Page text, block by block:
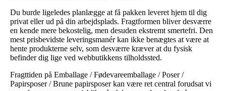
Du burde ligeledes planlægge at få pakken leveret hjem til dig
privat eller ud på din arbejdsplads. Fragtformen bliver desværre
en kende mere bekostelig, men desuden ekstremt smertefri. Den
mest prisbevidste leveringsmanér kan ikke benægtes at være at
hente produkterne selv, som desværre kræver at du fysisk
befinder dig lige ved webbutikkens tilholdssted.
Fragttiden på Emballage / Fødevareemballage / Poser /
Papirsposer / Brune papirsposer kan være ret central forudsat vi